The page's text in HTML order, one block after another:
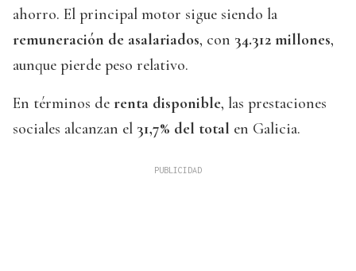
ahorro. El principal motor sigue siendo la
remuneración de asalariados, con 34.312 millones,
aunque pierde peso relativo.
En términos de renta disponible, las prestaciones
sociales alcanzan el 31,7% del total en Galicia.